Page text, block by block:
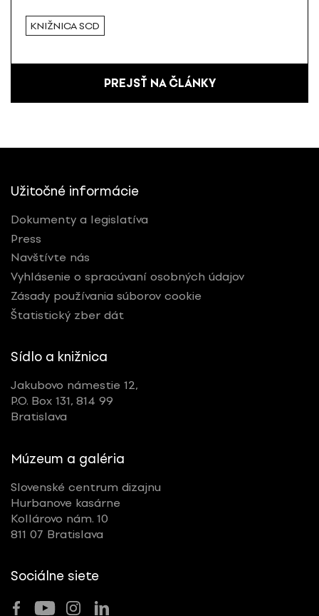
KNIŽNICA SCD
PREJSŤ NA ČLÁNKY
Užitočné informácie
Dokumenty a legislatíva
Press
Navštívte nás
Vyhlásenie o spracúvaní osobných údajov
Zásady používania súborov cookie
Štatistický zber dát
Sídlo a knižnica
Jakubovo námestie 12,
P.O. Box 131, 814 99
Bratislava
Múzeum a galéria
Slovenské centrum dizajnu
Hurbanove kasárne
Kollárovo nám. 10
811 07 Bratislava
Sociálne siete